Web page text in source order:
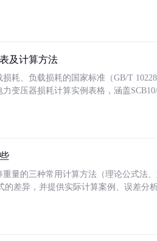
及计算方法
耗、负载损耗的国家标准（GB/T
变压器损耗计算实例表格，涵盖
量的三种常用计算方法（理论公式法
的差异，并提供实际计算案例、误差分